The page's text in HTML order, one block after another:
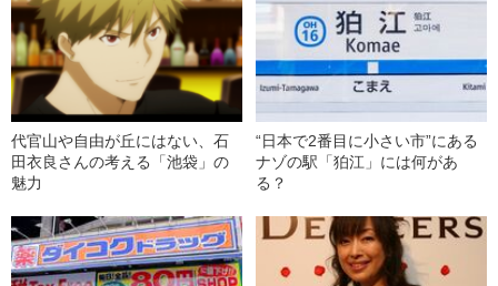
代官山や自由が丘にはない、石
田衣良さんの考える「池袋」の
魅力
“日本で2番目に小さい市”にある
ナゾの駅「狛江」には何があ
る？